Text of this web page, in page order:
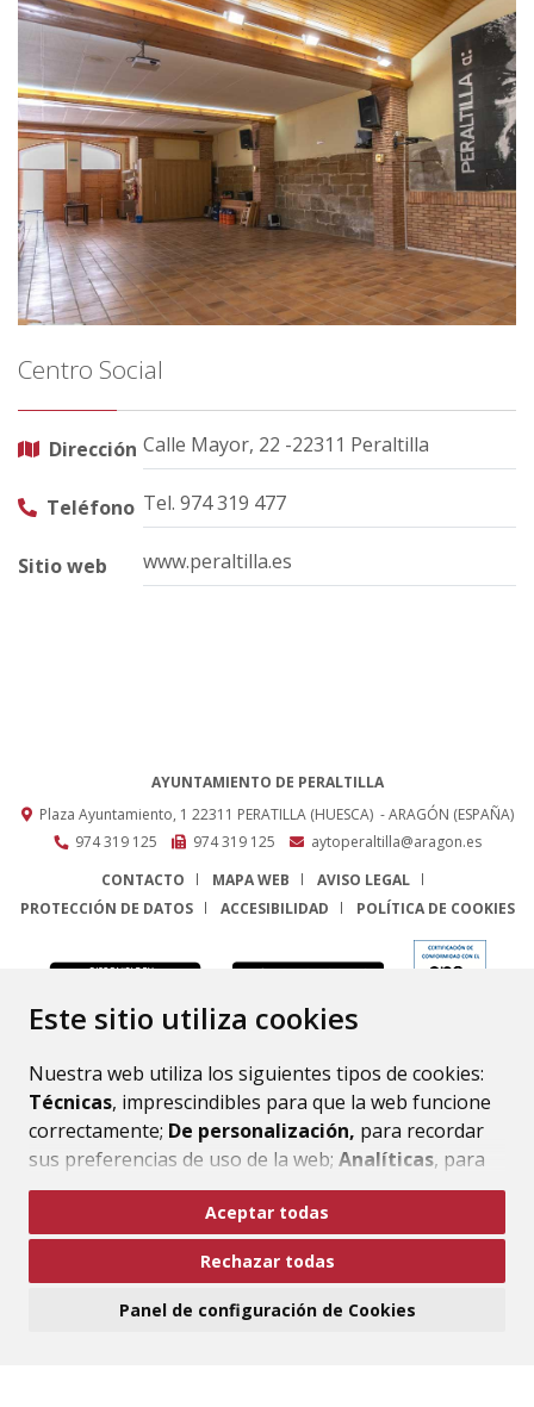
Este sitio utiliza cookies
Nuestra web utiliza los siguientes tipos de cookies:
Técnicas, imprescindibles para que la web funcione
correctamente; De personalización, para recordar
sus preferencias de uso de la web; Analíticas, para
mejorar el funcionamiento de la web y sus servicios.
Si acepta pulsando el botón“Aceptar todas”
consideramos que acepta su uso. Si pulsa el botón
ninguna acción, se guardarán las cookies técnicas
Aceptar todas
Rechazar todas
Panel de configuración de Cookies
Centro Social
Dirección Calle Mayor, 22 -22311 Peraltilla
Teléfono Tel. 974 319 477
Sitio web www.peraltilla.es
AYUNTAMIENTO DE PERALTILLA
Plaza Ayuntamiento, 1 22311 PERATILLA (HUESCA) - ARAGÓN (ESPAÑA)
974 319 125
974 319 125
aytoperaltilla@aragon.es
CONTACTO
MAPA WEB
AVISO LEGAL
PROTECCIÓN DE DATOS
ACCESIBILIDAD POLÍTICA DE COOKIES